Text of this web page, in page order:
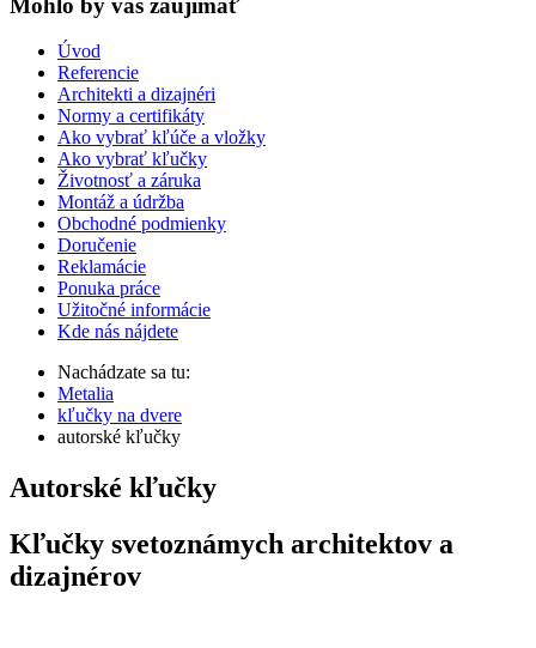
Mohlo by vas zaujímať
Úvod
Referencie
Architekti a dizajnéri
Normy a certifikáty
Ako vybrať kľúče a vložky
Ako vybrať kľučky
Životnosť a záruka
Montáž a údržba
Obchodné podmienky
Doručenie
Reklamácie
Ponuka práce
Užitočné informácie
Kde nás nájdete
Nachádzate sa tu:
Metalia
kľučky na dvere
autorské kľučky
Autorské kľučky
Kľučky svetoznámych architektov a
dizajnérov